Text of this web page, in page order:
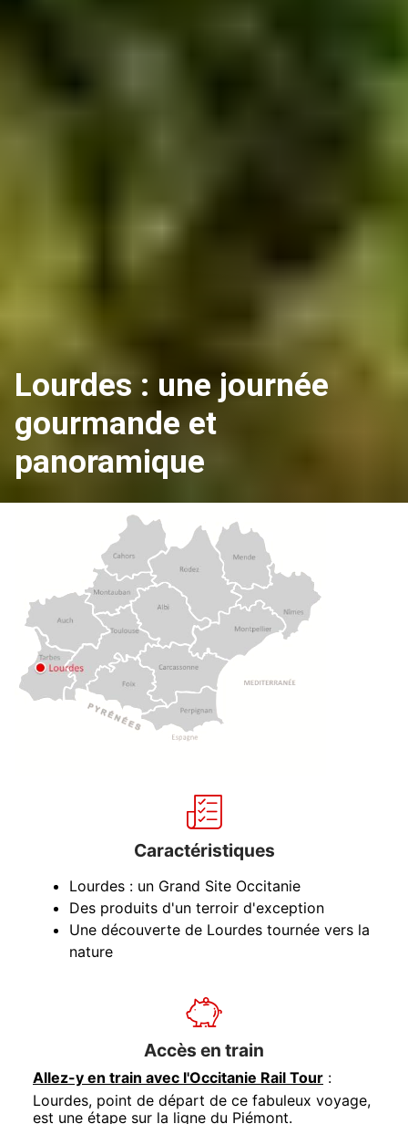
Lourdes : une journée
gourmande et
panoramique
Caractéristiques
Lourdes : un Grand Site Occitanie
Des produits d'un terroir d'exception
Une découverte de Lourdes tournée vers la
nature
Accès en train
Allez-y en train avec l'Occitanie Rail Tour :
Lourdes, point de départ de ce fabuleux voyage,
est une étape sur la ligne du Piémont.